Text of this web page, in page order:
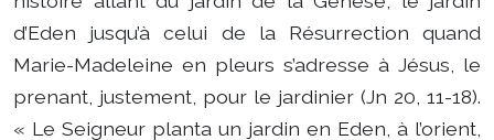
d’Eden jusqu’à celui de la Résurrection quand
Marie-Madeleine en pleurs s’adresse à Jésus, le
prenant, justement, pour le jardinier (Jn 20, 11-18).
« Le Seigneur planta un jardin en Eden, à l’orient,